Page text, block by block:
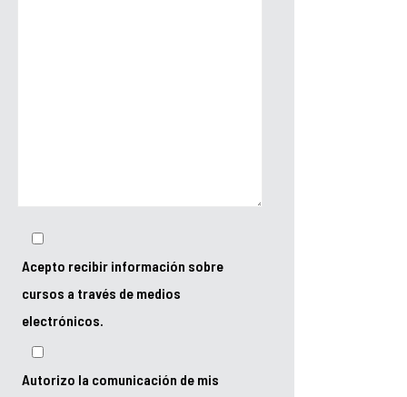
Acepto recibir información sobre
cursos a través de medios
electrónicos.
Autorizo la comunicación de mis